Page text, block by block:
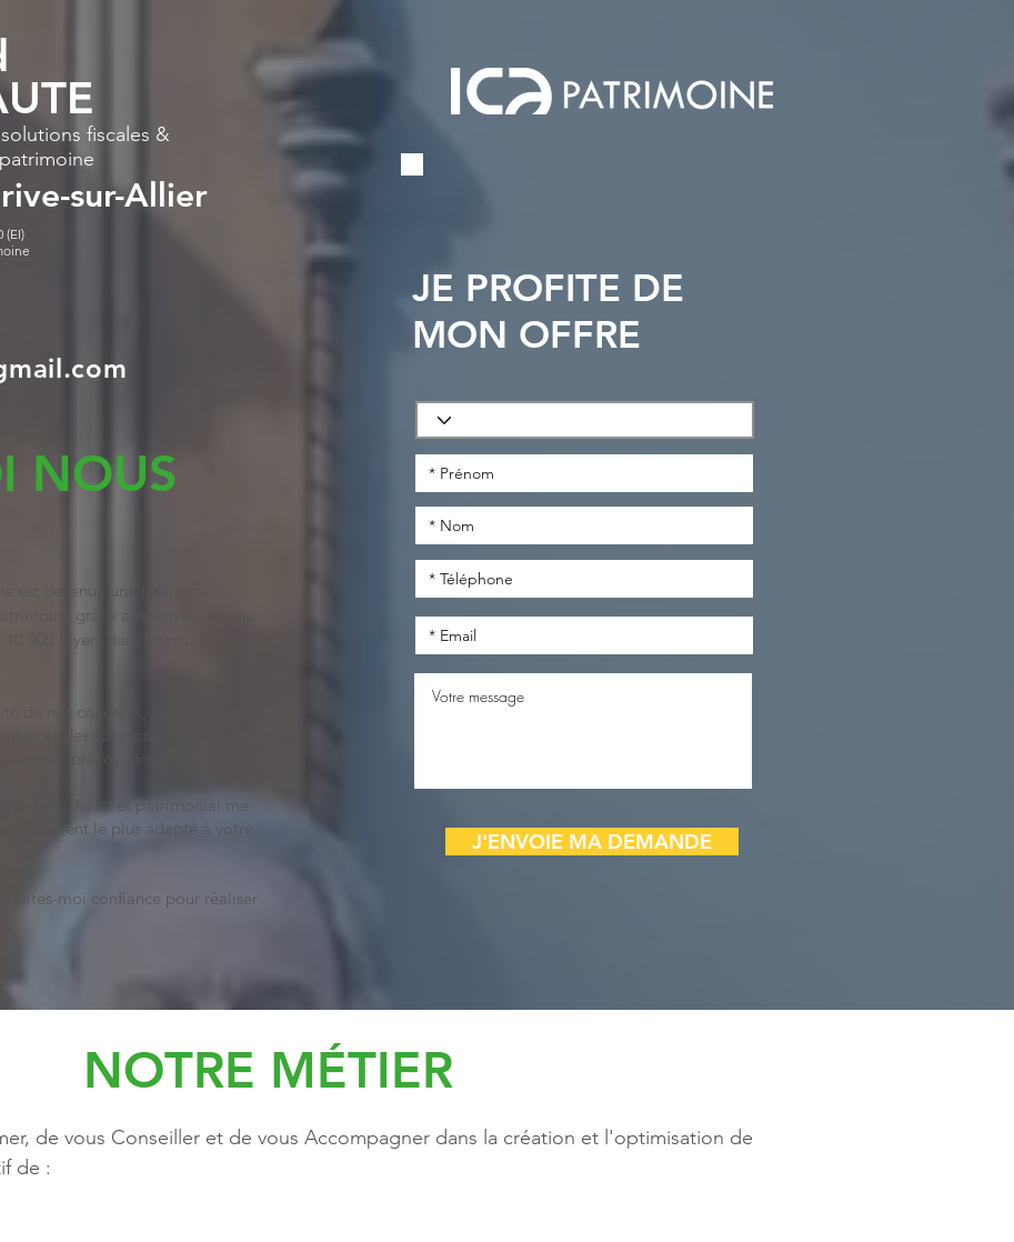
fiscales &
sur-Allier
(EI)
NOUS
est devenue une référence
grâce aux conseillers qui
000 foyers dans leurs projets
de nos concepts, me permettent
et des solutions adaptées à vos
capital, prévoyance, transmission…
un bilan fiscal et patrimonial me
le plus adapté à votre
faites-moi confiance pour réaliser
JE PROFITE DE
MON OFFRE
J'ENVOIE MA DEMANDE
NOTRE MÉTIER
de vous Conseiller et de vous Accompagner dans la création et l'optimisation de
de :